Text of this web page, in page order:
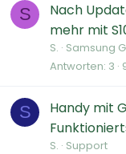
S
Nach
mehr mit
S. Samsung
Antworten 3
S
Handy mit
S. Support